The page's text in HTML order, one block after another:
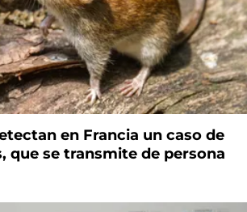
en Francia un caso de
que se transmite de persona